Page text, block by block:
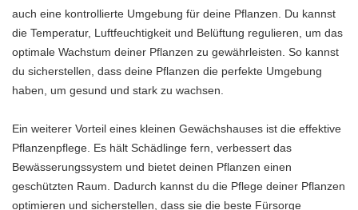
auch eine kontrollierte Umgebung für deine Pflanzen. Du kannst
die Temperatur, Luftfeuchtigkeit und Belüftung regulieren, um das
optimale Wachstum deiner Pflanzen zu gewährleisten. So kannst
du sicherstellen, dass deine Pflanzen die perfekte Umgebung
haben, um gesund und stark zu wachsen.
Ein weiterer Vorteil eines kleinen Gewächshauses ist die effektive
Pflanzenpflege. Es hält Schädlinge fern, verbessert das
Bewässerungssystem und bietet deinen Pflanzen einen
geschützten Raum. Dadurch kannst du die Pflege deiner Pflanzen
optimieren und sicherstellen, dass sie die beste Fürsorge